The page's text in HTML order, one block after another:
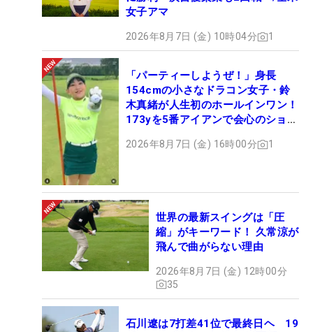
女子アマ
2026年8月7日 (金) 10時04分 1
「パーティーしようぜ！」身長
154cmの小さなドラコン女子・鈴
木真緒が人生初のホールインワン！
173yを5番アイアンで会心のショッ
2026年8月7日 (金) 16時00分 1
世界の最新スイングは「圧
縮」がキーワード！ 久常涼が
飛んで曲がらない理由
2026年8月7日 (金) 12時00分
35
石川遼は7打差41位で最終日ヘ 19